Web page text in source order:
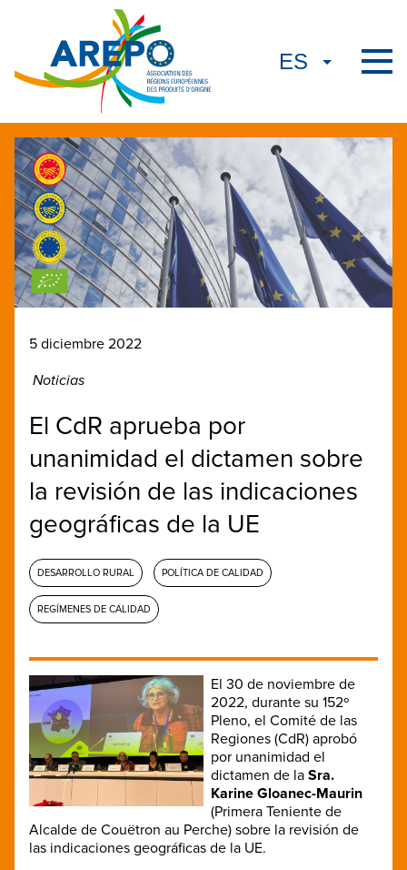
5 diciembre 2022
Noticias
El CdR aprueba por
unanimidad el dictamen sobre
la revisión de las indicaciones
geográficas de la UE
DESARROLLO RURAL POLÍTICA DE CALIDAD
REGÍMENES DE CALIDAD
El 30 de noviembre de
2022, durante su 152º
Pleno, el Comité de las
Regiones (CdR) aprobó
por unanimidad el
dictamen de la Sra.
Karine Gloanec-Maurin
(Primera Teniente de
Alcalde de Couëtron au Perche) sobre la revisión de
las indicaciones geográficas de la UE.